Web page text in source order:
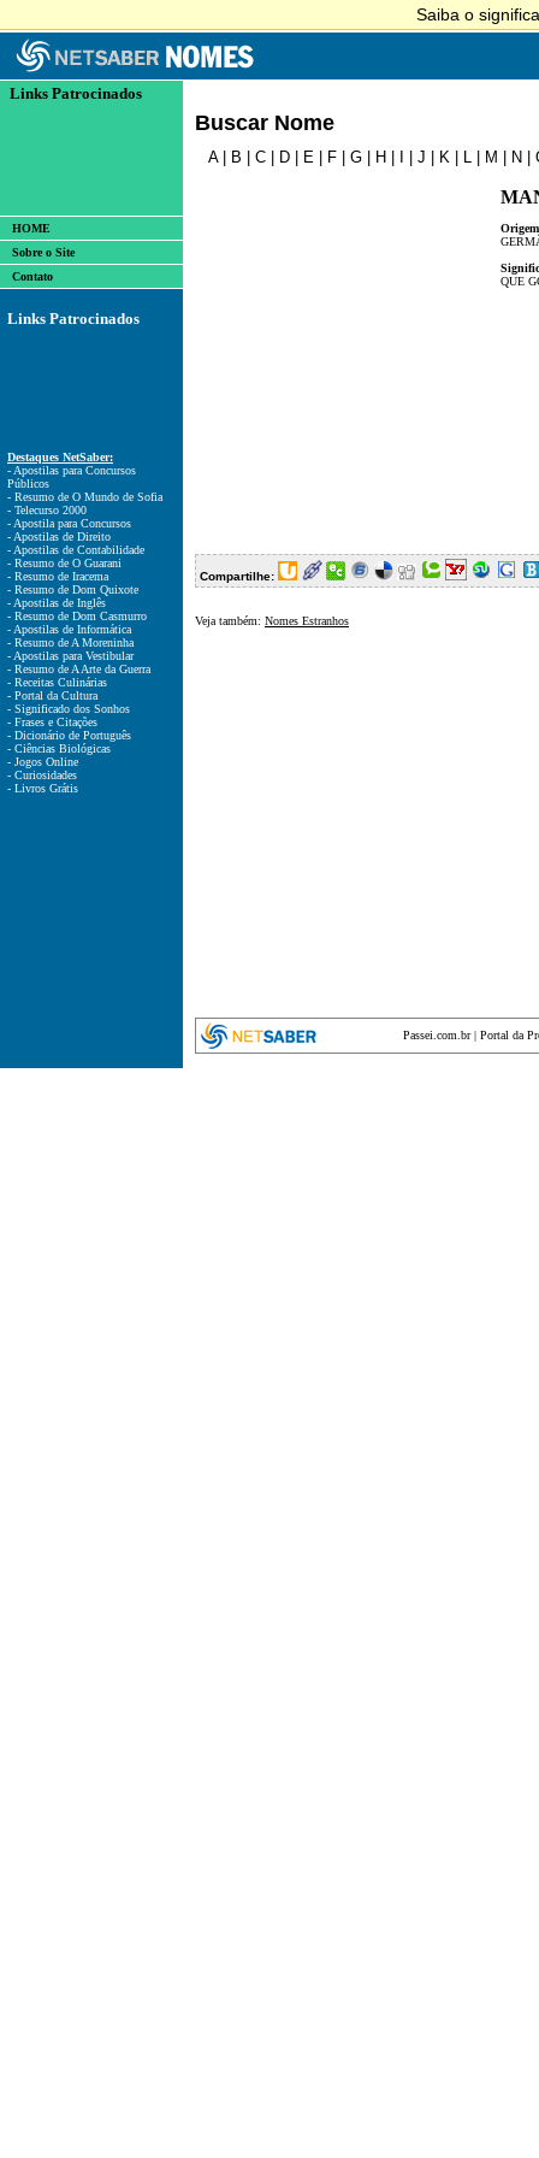
Links Patrocinados
HOME
Sobre o Site
Contato
Links Patrocinados
Destaques NetSaber:
- Apostilas para Concursos
Públicos
- Resumo de O Mundo de Sofia
- Telecurso 2000
- Apostila para Concursos
- Apostilas de Direito
- Apostilas de Contabilidade
- Resumo de O Guarani
- Resumo de Iracema
- Resumo de Dom Quixote
- Apostilas de Inglês
- Resumo de Dom Casmurro
- Apostilas de Informática
- Resumo de A Moreninha
- Apostilas para Vestibular
- Resumo de A Arte da Guerra
- Receitas Culinárias
- Portal da Cultura
- Significado dos Sonhos
- Frases e Citações
- Dicionário de Português
- Ciências Biológicas
- Jogos Online
- Curiosidades
- Livros Grátis
Buscar Nome
A| B C D E F G H J K L M N
QUE
Compartilhe:
Veja também: Nomes Estranhos
Passei.com.br| Portal da